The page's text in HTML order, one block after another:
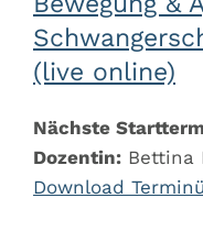
(live online)
Nächste
Dozentin: Bettina
Download